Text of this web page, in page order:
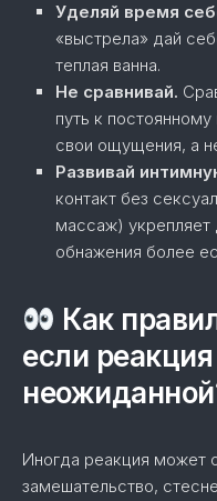
Уделяй время
«выстрела» дай
теплая ванна.
Не сравнивай.
путь к
свои ощущения, а
Развивай
контакт без
массаж)
обнажения более
Как
если
Иногда реакция может
замешательство,